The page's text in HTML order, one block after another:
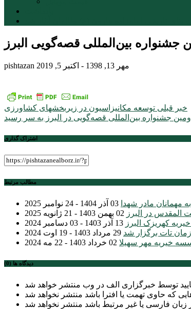
جشنواره بین‌المللی قصه‌گویی البرز
pishtazan مهر 13, 1398 - اکتبر 5, 2019
راهبری
نوشته
خبر قبلی توسعه مکانیزاسیون در زیربخشهای کشاورزی
جشنواره بین‌المللی قصه‌گویی در البرز به سر رسید
اشتراک گذاری
مطالب مرتبط
مهمانان مادر شهدا 03 آذر 1404 - 24 نوامبر 2025
المقدس در البرز 02 بهمن 1403 - 21 ژانویه 2025
کهریزک البرز 13 آذر 1403 - 03 دسامبر 2024
تات برگزار شد 29 مرداد 1403 - 19 اوت 2024
خیریه مهر سهیلا 02 خرداد 1403 - 22 مه 2024
دیدگاه ها (0)